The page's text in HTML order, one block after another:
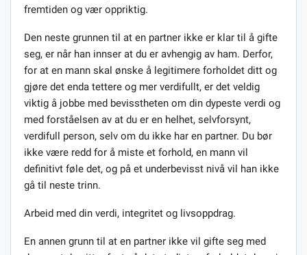
fremtiden og vær oppriktig.
Den neste grunnen til at en partner ikke er klar til å gifte
seg, er når han innser at du er avhengig av ham. Derfor,
for at en mann skal ønske å legitimere forholdet ditt og
gjøre det enda tettere og mer verdifullt, er det veldig
viktig å jobbe med bevisstheten om din dypeste verdi og
med forståelsen av at du er en helhet, selvforsynt,
verdifull person, selv om du ikke har en partner. Du bør
ikke være redd for å miste et forhold, en mann vil
definitivt føle det, og på et underbevisst nivå vil han ikke
gå til neste trinn.
Arbeid med din verdi, integritet og livsoppdrag.
En annen grunn til at en partner ikke vil gifte seg med